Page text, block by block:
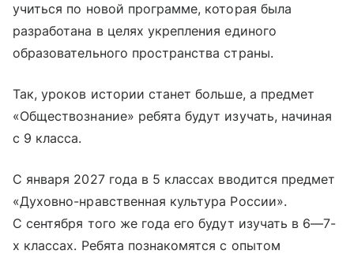
учиться по новой программе, которая была
разработана в целях укрепления единого
образовательного пространства страны.
Так, уроков истории станет больше, а предмет
«Обществознание» ребята будут изучать, начиная
с 9 класса.
С января 2027 года в 5 классах вводится предмет
«Духовно-нравственная культура России».
С сентября того же года его будут изучать в 6—7-
х классах. Ребята познакомятся с опытом